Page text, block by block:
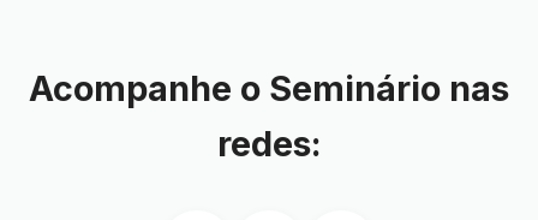
Acompanhe o Seminário nas
redes: